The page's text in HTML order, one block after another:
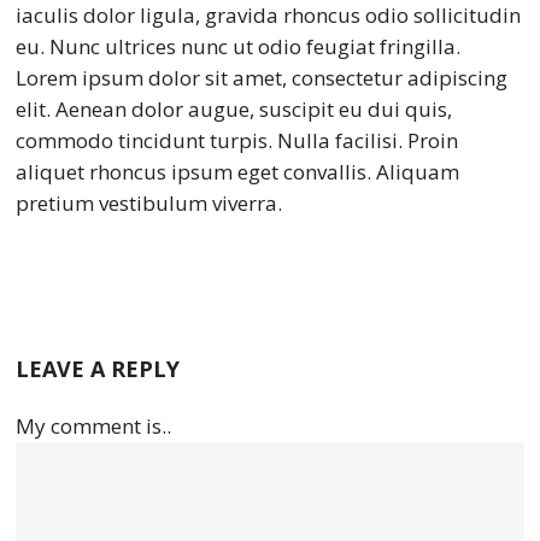
iaculis dolor ligula, gravida rhoncus odio sollicitudin
eu. Nunc ultrices nunc ut odio feugiat fringilla.
Lorem ipsum dolor sit amet, consectetur adipiscing
elit. Aenean dolor augue, suscipit eu dui quis,
commodo tincidunt turpis. Nulla facilisi. Proin
aliquet rhoncus ipsum eget convallis. Aliquam
pretium vestibulum viverra.
LEAVE A REPLY
My comment is..